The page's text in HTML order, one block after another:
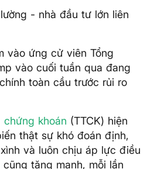
- nhà đầu tư lớn liên
vào ứng cử viên Tổng
vào cuối tuần qua đang
toàn cầu trước rủi ro
chứng khoán (TTCK) hiện
thật sự khó đoán định,
và luôn chịu áp lực điều
cũng tăng mạnh, mỗi lần